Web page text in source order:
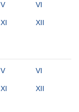
V VI
XI XII
V VI
XI XII